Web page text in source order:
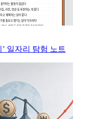
일자리 탐험 노트